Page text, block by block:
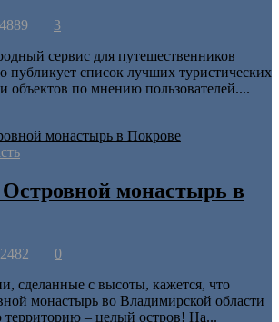
3
сервис для путешественников
публикует список лучших туристических
объектов по мнению пользователей....
монастырь в
0
сделанные с высоты, кажется, что
монастырь во Владимирской области
территорию – целый остров! На...